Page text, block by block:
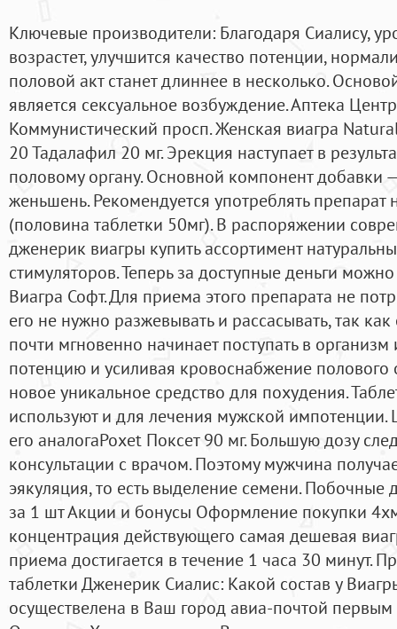
Ключевые производители: Благодаря Сиалису,
возрастет, улучшится качество потенции,
половой акт станет длиннее в несколько.
является сексуальное возбуждение. Аптека
Коммунистический просп. Женская виагра
20 Тадалафил 20 мг. Эрекция наступает в
половому органу. Основной компонент
женьшень. Рекомендуется употреблять
(половина таблетки 50мг). В распоряжении
дженерик виагры купить ассортимент
стимуляторов. Теперь за доступные деньги
Виагра Софт. Для приема этого препарата не
его не нужно разжевывать и рассасывать, так
почти мгновенно начинает поступать в организм
потенцию и усиливая кровоснабжение полового
новое уникальное средство для похудения.
используют и для лечения мужской
его аналогаPoxet Поксет 90 мг. Большую дозу
консультации с врачом. Поэтому мужчина
эякуляция, то есть выделение семени.
за 1 шт Акции и бонусы Оформление покупки
концентрация действующего самая дешевая
приема достигается в течение 1 часа 30 минут.
таблетки Дженерик Сиалис: Какой состав у
осуществелена в Ваш город авиа-почтой